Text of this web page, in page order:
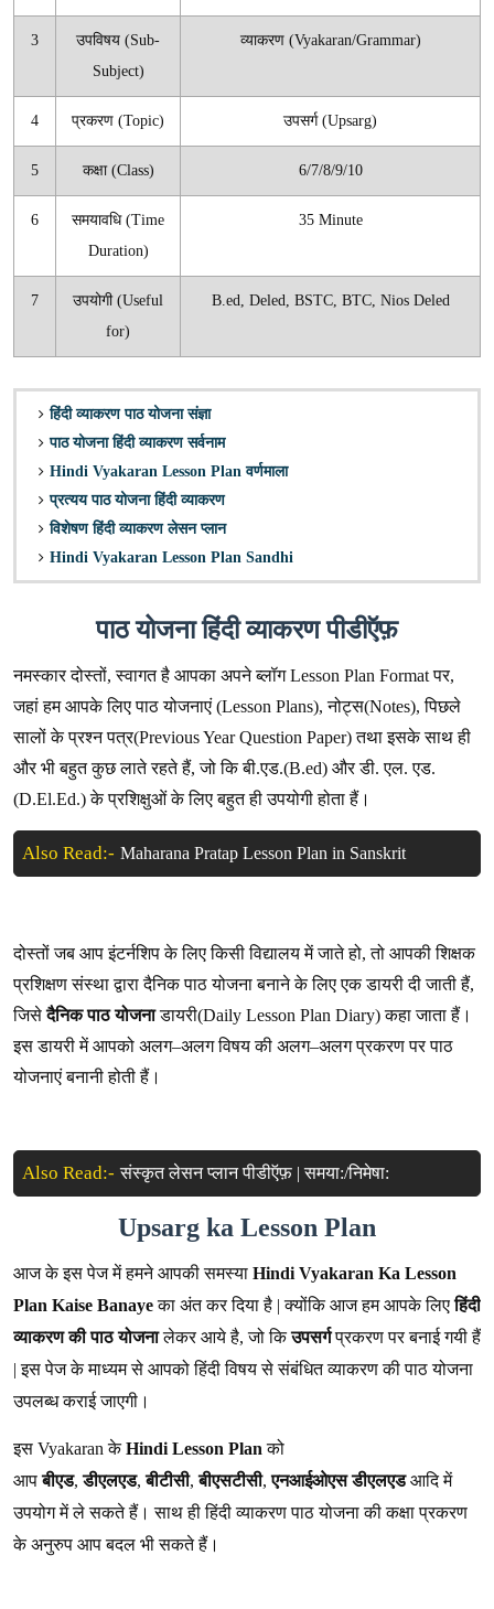
3
उपविषय (Sub-
Subject)
व्याकरण (Vyakaran/Grammar)
4 प्रकरण (Topic) उपसर्ग (Upsarg)
5 कक्षा (Class) 6/7/8/9/10
6
समयावधि (Time
Duration)
35 Minute
7
उपयोगी (Useful
for)
B.ed, Deled, BSTC, BTC, Nios Deled
हिंदी व्याकरण पाठ योजना संज्ञा
पाठ योजना हिंदी व्याकरण सर्वनाम
Hindi Vyakaran Lesson Plan वर्णमाला
प्रत्यय पाठ योजना हिंदी व्याकरण
विशेषण हिंदी व्याकरण लेसन प्लान
Hindi Vyakaran Lesson Plan Sandhi
पाठ योजना हिंदी व्याकरण पीडीऍफ़
नमस्कार दोस्तों, स्वागत है आपका अपने ब्लॉग Lesson Plan Format पर,
जहां हम आपके लिए पाठ योजनाएं (Lesson Plans), नोट्स(Notes), पिछले
सालों के प्रश्न पत्र(Previous Year Question Paper) तथा इसके साथ ही
और भी बहुत कुछ लाते रहते हैं, जो कि बी.एड.(B.ed) और डी. एल. एड.
(D.El.Ed.) के प्रशिक्षुओं के लिए बहुत ही उपयोगी होता हैं।
Also Read:- Maharana Pratap Lesson Plan in Sanskrit
दोस्तों जब आप इंटर्नशिप के लिए किसी विद्यालय में जाते हो, तो आपकी शिक्षक
प्रशिक्षण संस्था द्वारा दैनिक पाठ योजना बनाने के लिए एक डायरी दी जाती हैं,
जिसेदैनिक पाठ योजनाडायरी(Daily Lesson Plan Diary) कहा जाता हैं।
इस डायरी में आपको अलग–अलग विषय की अलग–अलग प्रकरण पर पाठ
योजनाएं बनानी होती हैं।
Also Read:- संस्कृत लेसन प्लान पीडीऍफ़ | समया:/निमेषा:
Upsarg ka Lesson Plan
आज के इस पेज में हमने आपकी समस्या Hindi Vyakaran Ka Lesson
Plan Kaise Banayeका अंत कर दिया है | क्योंकि आज हम आपके लिएहिंदी
व्याकरण की पाठ योजनालेकर आये है, जो किउपसर्गप्रकरण पर बनाई गयी हैं
|इस पेज के माध्यम से आपको हिंदी विषय से संबंधित व्याकरण की पाठ योजना
उपलब्ध कराई जाएगी।
इस Vyakaran केHindi Lesson Plan को
आपबीएड,डीएलएड,बीटीसी,बीएसटीसी,एनआईओएस डीएलएडआदि में
उपयोग में ले सकते हैं। साथ ही हिंदी व्याकरण पाठ योजना की कक्षा प्रकरण
के अनुरुप आप बदल भी सकते हैं।